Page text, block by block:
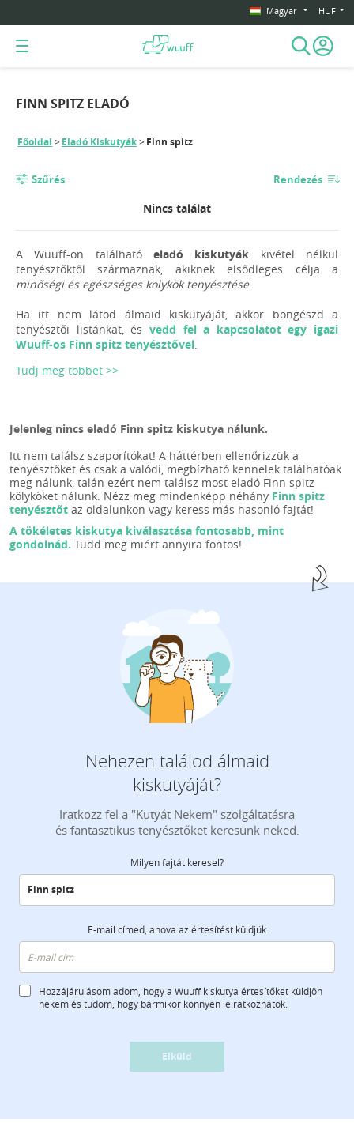
Magyar HUF
FINN SPITZ ELADÓ
Főoldal Eladó Kiskutyák Finn spitz
Szűrés Rendezés
Nincs találat
A Wuuff-on található eladó kiskutyák kivétel nélkül
tenyésztőktől származnak, akiknek elsődleges célja a
minőségi és egészséges kölykök tenyésztése.
Ha itt nem látod álmaid kiskutyáját, akkor böngészd a
tenyésztői listánkat, és vedd fel a kapcsolatot egy igazi
Wuuff-os Finn spitz tenyésztővel.
Tudj meg többet >>
Jelenleg nincs eladó Finn spitz kiskutya nálunk.
Itt nem találsz szaporítókat! A háttérben ellenőrizzük a
tenyésztőket és csak a valódi, megbízható kennelek találhatóak
meg nálunk, talán ezért nem találsz most eladó Finn spitz
kölyköket nálunk. Nézz meg mindenképp néhány Finn spitz
tenyésztőt az oldalunkon vagy keress más hasonló fajtát!
A tökéletes kiskutya kiválasztása fontosabb, mint
gondolnád. Tudd meg miért annyira fontos!
Nehezen találod álmaid
kiskutyáját?
Iratkozz fel a "Kutyát Nekem" szolgáltatásra
és fantasztikus tenyésztőket keresünk neked.
Milyen fajtát keresel?
E-mail címed, ahova az értesítést küldjük
Hozzájárulásom adom, hogy a Wuuff kiskutya értesítőket küldjön
nekem és tudom, hogy bármikor könnyen leiratkozhatok.
Elküld